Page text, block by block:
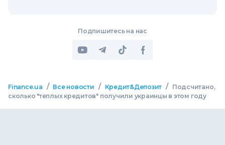
Подпишитесь на нас
Finance.ua / Все новости / Кредит&Депозит /
Подсчитано,
сколько "теплых кредитов" получили украинцы в этом году